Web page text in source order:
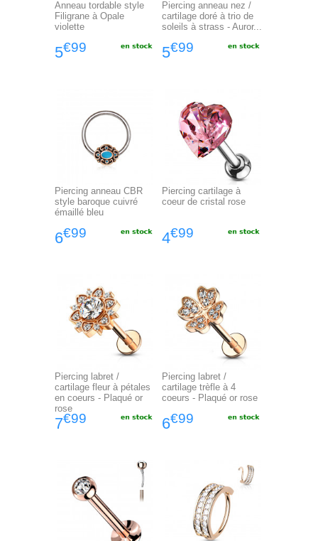
Anneau tordable style
Filigrane à Opale
violette
5€99
Piercing anneau nez /
cartilage doré à trio de
soleils à strass - Auror...
5€99
Piercing anneau CBR
style baroque cuivré
émaillé bleu
6€99
Piercing cartilage à
coeur de cristal rose
4€99
Piercing labret /
cartilage fleur à pétales
en coeurs - Plaqué or
rose
7€99
Piercing labret /
cartilage trèfle à 4
coeurs - Plaqué or rose
6€99